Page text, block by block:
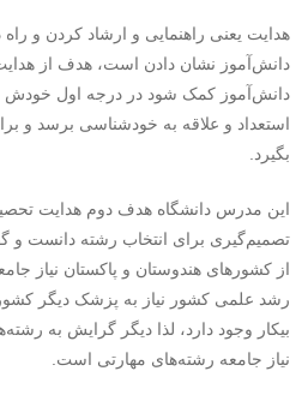
هدایت یعنی راهنمایی و ارشاد کردن و
دانش‌آموز نشان دادن است، هدف از
دانش‌آموز کمک شود در درجه اول خودش
استعداد و علاقه‌ به خودشناسی برسد و
بگیرد.
این مدرس دانشگاه هدف دوم هدایت
تصمیم‌گیری برای انتخاب رشته دانست و
از کشورهای هندوستان و پاکستان نیاز
رشد علمی کشور نیاز به پزشک دیگر
بیکار وجود دارد، لذا دیگر گرایش به
نیاز جامعه رشته‌های مهارتی است.